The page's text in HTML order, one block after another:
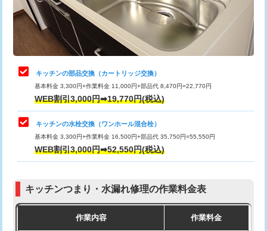
め込み）)
給水管工事※（土の掘削・埋め戻し作
11,000円
給水管工事※（塩ビ管（VP・HI）使
用/3ｍまで)
給水管工事※（塩ビ管（VP・HI）使
用（追加）/3ｍ超え)
給水管工事※（ライニング鋼管・銅
管・ポリ管・HT管使用/3ｍまで)
44,000円
管・ポリ管・HT管使用/3ｍ超え)
排水管工事（土の掘削・埋め戻し作
11,000円~
止水・漏水調査・防水処理・清掃・修
理・調整・分解・加工など（軽作業）
11,000円
止水・漏水調査・防水処理・清掃・修
理・調整・分解・加工など（中作業）
22,000円
止水・漏水調査・防水処理・清掃・修
理・調整・分解・加工など（重作業）
33,000円
お風呂タンク脱着
その他部品の脱着
キッチンの部品交換（カートリッジ交換）
基本料金 3,300円+作業料金 11,000円+部品代 8,470円=22,770円
WEB割引3,000円➡19,770円(税込)
キッチンの水栓交換（ワンホール混合栓）
基本料金 3,300円+作業料金 16,500円+部品代 35,750円=55,550円
WEB割引3,000円➡52,550円(税込)
キッチンつまり・水漏れ修理の作業料金表
作業内容 作業料金